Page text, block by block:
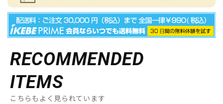
RECOMMENDED
ITEMS
こちらもよく見られています